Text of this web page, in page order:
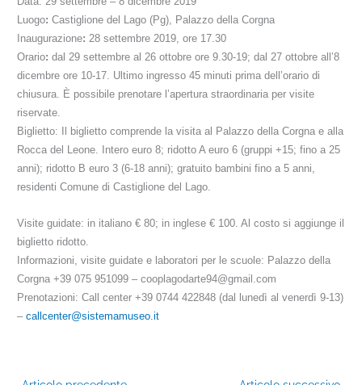
Luogo: Castiglione del Lago (Pg), Palazzo della Corgna
Inaugurazione: 28 settembre 2019, ore 17.30
Orario:dal 29 settembre al 26 ottobre ore 9.30-19; dal 27 ottobre all’8
dicembre ore 10-17. Ultimo ingresso 45 minuti prima dell’orario di
chiusura. È possibile prenotare l’apertura straordinaria per visite
riservate.
Biglietto:
Il biglietto comprende la visita al Palazzo della Corgna e alla
Rocca del Leone. Intero euro 8; ridotto A euro 6 (gruppi +15; fino a 25
anni); ridotto B euro 3 (6-18 anni); gratuito bambini fino a 5 anni,
residenti Comune di Castiglione del Lago.
Visite guidate: in italiano € 80; in inglese € 100. Al costo si aggiunge il
biglietto ridotto.
Informazioni, visite guidate e laboratori per le scuole: Palazzo della
Corgna +39 075 951099 – cooplagodarte94@gmail.com
Prenotazioni: Call center +39 0744 422848 (dal lunedì al venerdì 9-13)
–callcenter@sistemamuseo.it